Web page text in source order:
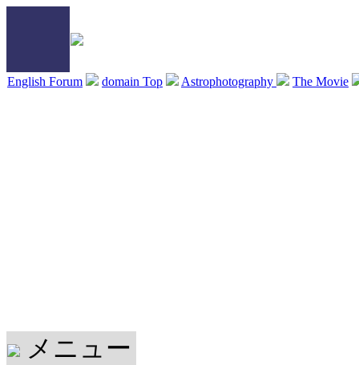
English Forum domain Top Astrophotography The Movie
メニュー